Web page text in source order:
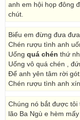
anh em hội họp đông
chút.
Biểu em đừng đưa
Chén rượu tình anh
Uống quá chén thứ
Uống vô quá chén ,
Để anh yên tâm rời
Chén rượu tình anh
Chúng nó bắt được tôi
lão Ba Ngù e hèm